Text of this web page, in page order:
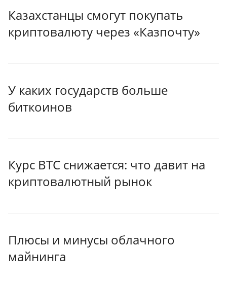
Казахстанцы смогут покупать
криптовалюту через «Казпочту»
У каких государств больше
биткоинов
Курс BTC снижается: что давит на
криптовалютный рынок
Плюсы и минусы облачного
майнинга